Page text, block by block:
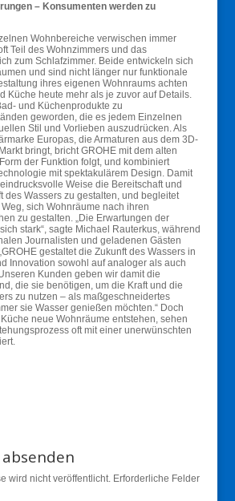
– Konsumenten werden zu
Wohnbereiche verwischen immer
Teil des Wohnzimmers und das
zum Schlafzimmer. Beide entwickeln sich
und sind nicht länger nur funktionale
ihres eigenen Wohnraums achten
Küche heute mehr als je zuvor auf Details.
und Küchenprodukte zu
geworden, die es jedem Einzelnen
Stil und Vorlieben auszudrücken. Als
Europas, die Armaturen aus dem 3D-
bringt, bricht GROHE mit dem alten
der Funktion folgt, und kombiniert
mit spektakulärem Design. Damit
Weise die Bereitschaft und
des Wassers zu gestalten, und begleitet
sich Wohnräume nach ihren
zu gestalten. „Die Erwartungen der
stark“, sagte Michael Rauterkus, während
Journalisten und geladenen Gästen
gestaltet die Zukunft des Wassers in
Innovation sowohl auf analoger als auch
Kunden geben wir damit die
die sie benötigen, um die Kraft und die
zu nutzen – als maßgeschneidertes
sie Wasser genießen möchten.“ Doch
neue Wohnräume entstehen, sehen
oft mit einer unerwünschten
wird nicht veröffentlicht. Erforderliche Felder